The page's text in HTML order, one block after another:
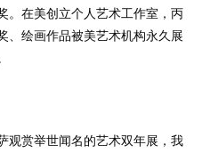
。在美创立个人艺术工作室，丙
、绘画作品被美艺术机构永久展
观赏举世闻名的艺术双年展，我